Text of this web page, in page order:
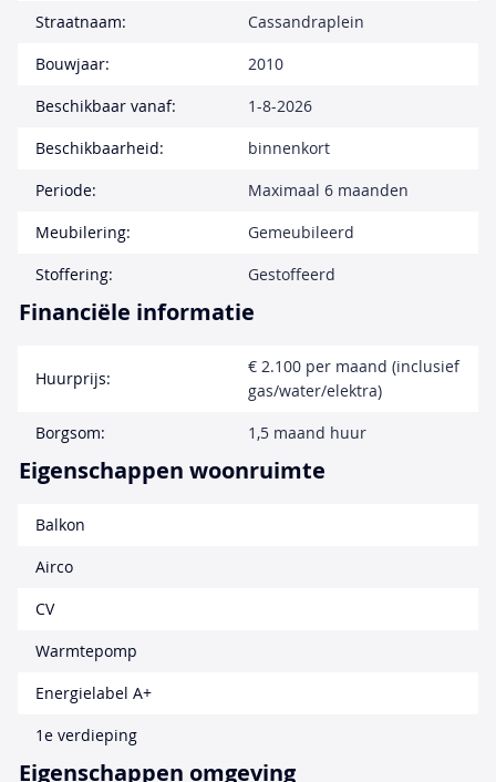
Straatnaam:
Cassandraplein
Bouwjaar:
2010
Beschikbaar vanaf:
1-8-2026
Beschikbaarheid:
binnenkort
Periode:
Maximaal 6 maanden
Meubilering:
Gemeubileerd
Stoffering:
Gestoffeerd
Financiële informatie
Huurprijs:
€ 2.100 per maand (inclusief
gas/water/elektra)
Borgsom:
1,5 maand huur
Eigenschappen woonruimte
Balkon
Airco
CV
Warmtepomp
Energielabel A+
1e verdieping
Eigenschappen omgeving